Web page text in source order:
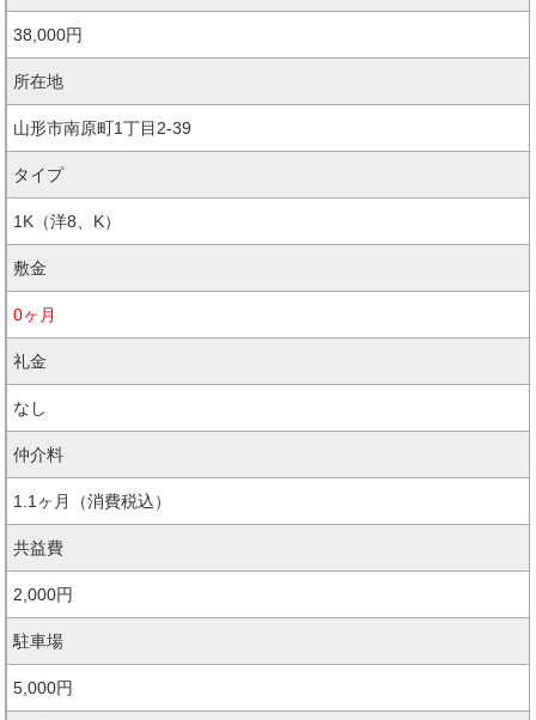
38,000円
所在地
山形市南原町1丁目2-39
タイプ
1K （洋8、K）
敷金
0ヶ月
礼金
なし
仲介料
1.1ヶ月（消費税込）
共益費
2,000円
駐車場
5,000円